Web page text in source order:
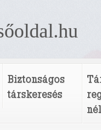
Biztonságos
társkeresés